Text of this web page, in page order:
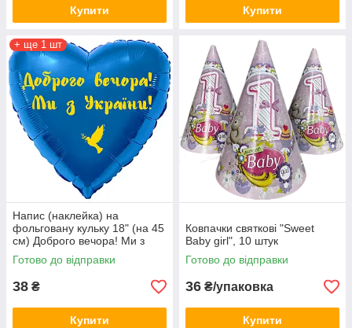
Купити Купити
+ ще 1 шт
Напис (наклейка) на
фольговану кульку 18" (на 45
см) Доброго вечора! Ми з
України! (будь-який колір)
Готово до відправки
38 ₴
Купити
Ковпачки святкові "Sweet
Baby girl", 10 штук
Готово до відправки
36 ₴/упаковка
Купити